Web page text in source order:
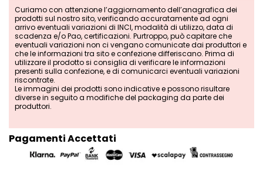
Curiamo con attenzione l’aggiornamento dell’anagrafica dei
prodotti sul nostro sito, verificando accuratamente ad ogni
arrivo eventuali variazioni di INCI, modalità di utilizzo, data di
scadenza e/o Pao, certificazioni. Purtroppo, può capitare che
eventuali variazioni non ci vengano comunicate dai produttori e
che le informazioni tra sito e confezione differiscano. Prima di
utilizzare il prodotto si consiglia di verificare le informazioni
presenti sulla confezione, e di comunicarci eventuali variazioni
riscontrate.
Le immagini dei prodotti sono indicative e possono risultare
diverse in seguito a modifiche del packaging da parte dei
produttori.
Pagamenti Accettati